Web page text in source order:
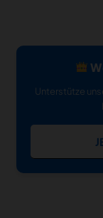
Unterstütze